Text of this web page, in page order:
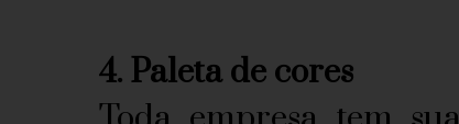
4. Paleta de cores